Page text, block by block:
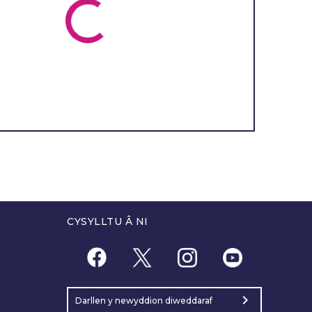
CYSYLLTU Â NI
Darllen y newyddion diweddaraf chevron_right